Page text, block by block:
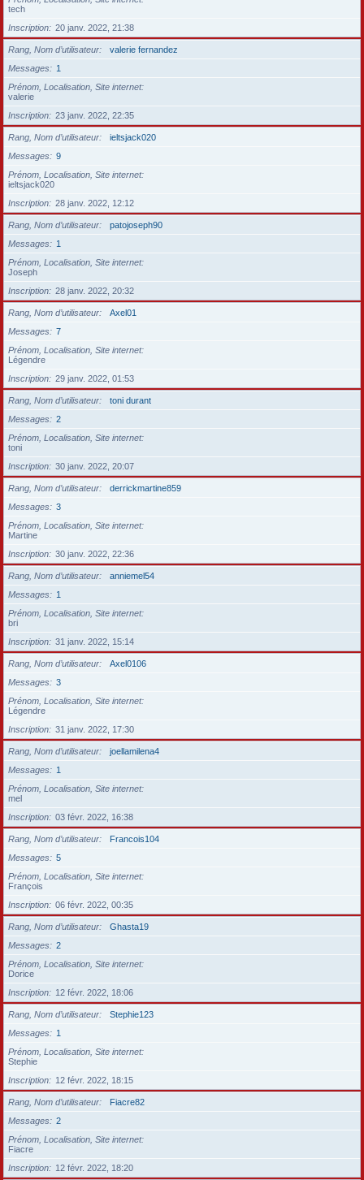
tech
Inscription
20 janv. 2022, 21:38
Rang, Nom d’utilisateur
valerie fernandez
Messages
1
Prénom, Localisation, Site internet
valerie
Inscription
23 janv. 2022, 22:35
Rang, Nom d’utilisateur
ieltsjack020
Messages
9
Prénom, Localisation, Site internet
ieltsjack020
Inscription
28 janv. 2022, 12:12
Rang, Nom d’utilisateur
patojoseph90
Messages
1
Prénom, Localisation, Site internet
Joseph
Inscription
28 janv. 2022, 20:32
Rang, Nom d’utilisateur
Axel01
Messages
7
Prénom, Localisation, Site internet
Légendre
Inscription
29 janv. 2022, 01:53
Rang, Nom d’utilisateur
toni durant
Messages
2
Prénom, Localisation, Site internet
toni
Inscription
30 janv. 2022, 20:07
Rang, Nom d’utilisateur
derrickmartine859
Messages
3
Prénom, Localisation, Site internet
Martine
Inscription
30 janv. 2022, 22:36
Rang, Nom d’utilisateur
anniemel54
Messages
1
Prénom, Localisation, Site internet
bri
Inscription
31 janv. 2022, 15:14
Rang, Nom d’utilisateur
Axel0106
Messages
3
Prénom, Localisation, Site internet
Légendre
Inscription
31 janv. 2022, 17:30
Rang, Nom d’utilisateur
joellamilena4
Messages
1
Prénom, Localisation, Site internet
mel
Inscription
03 févr. 2022, 16:38
Rang, Nom d’utilisateur
Francois104
Messages
5
Prénom, Localisation, Site internet
François
Inscription
06 févr. 2022, 00:35
Rang, Nom d’utilisateur
Ghasta19
Messages
2
Prénom, Localisation, Site internet
Dorice
Inscription
12 févr. 2022, 18:06
Rang, Nom d’utilisateur
Stephie123
Messages
1
Prénom, Localisation, Site internet
Stephie
Inscription
12 févr. 2022, 18:15
Rang, Nom d’utilisateur
Fiacre82
Messages
2
Prénom, Localisation, Site internet
Fiacre
Inscription
12 févr. 2022, 18:20